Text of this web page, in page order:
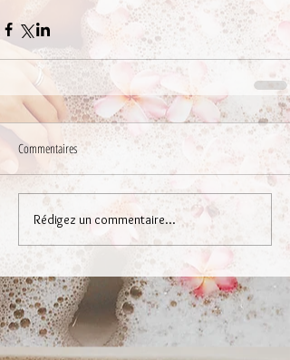
Commentaires
Rédigez un commentaire...